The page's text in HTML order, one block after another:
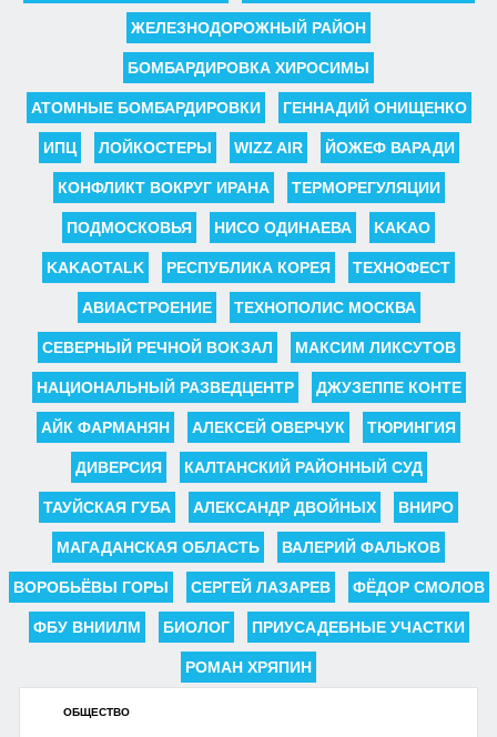
ЖЕЛЕЗНОДОРОЖНЫЙ РАЙОН
БОМБАРДИРОВКА ХИРОСИМЫ
АТОМНЫЕ БОМБАРДИРОВКИ ГЕННАДИЙ ОНИЩЕНКО
ИПЦ ЛОЙКОСТЕРЫ WIZZ AIR ЙОЖЕФ ВАРАДИ
КОНФЛИКТ ВОКРУГ ИРАНА ТЕРМОРЕГУЛЯЦИИ
ПОДМОСКОВЬЯ НИСО ОДИНАЕВА KAKAO
KAKAOTALK РЕСПУБЛИКА КОРЕЯ ТЕХНОФЕСТ
АВИАСТРОЕНИЕ ТЕХНОПОЛИС МОСКВА
СЕВЕРНЫЙ РЕЧНОЙ ВОКЗАЛ МАКСИМ ЛИКСУТОВ
НАЦИОНАЛЬНЫЙ РАЗВЕДЦЕНТР ДЖУЗЕППЕ КОНТЕ
АЙК ФАРМАНЯН АЛЕКСЕЙ ОВЕРЧУК ТЮРИНГИЯ
ДИВЕРСИЯ КАЛТАНСКИЙ РАЙОННЫЙ СУД
ТАУЙСКАЯ ГУБА АЛЕКСАНДР ДВОЙНЫХ ВНИРО
МАГАДАНСКАЯ ОБЛАСТЬ ВАЛЕРИЙ ФАЛЬКОВ
ВОРОБЬЁВЫ ГОРЫ СЕРГЕЙ ЛАЗАРЕВ ФЁДОР СМОЛОВ
ФБУ ВНИИЛМ БИОЛОГ ПРИУСАДЕБНЫЕ УЧАСТКИ
РОМАН ХРЯПИН
ОБЩЕСТВО